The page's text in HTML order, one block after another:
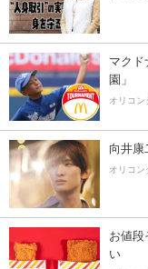
マクド
園」
オリコン
向井康
オリコン
お値段
い